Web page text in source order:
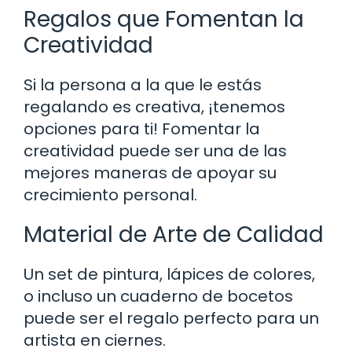
Regalos que Fomentan la
Creatividad
Si la persona a la que le estás
regalando es creativa, ¡tenemos
opciones para ti! Fomentar la
creatividad puede ser una de las
mejores maneras de apoyar su
crecimiento personal.
Material de Arte de Calidad
Un set de pintura, lápices de colores,
o incluso un cuaderno de bocetos
puede ser el regalo perfecto para un
artista en ciernes.